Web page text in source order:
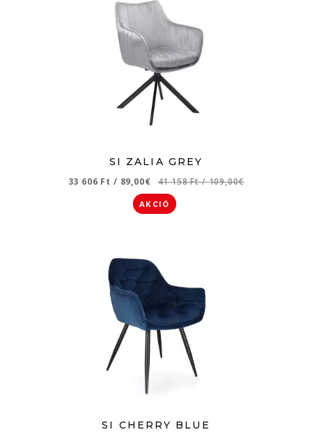
SI ZALIA GREY
33 606 Ft / 89,00€ 41 158 Ft/ 109,00€
AKCIÓ
SI CHERRY BLUE